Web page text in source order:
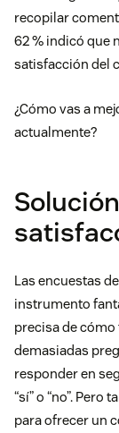
recopilar
62 % indicó que
satisfacción del
¿Cómo vas a
actualmente?
Las encuestas
instrumento
precisa de cómo
demasiadas
responder en
“sí” o “no”.
para ofrecer un